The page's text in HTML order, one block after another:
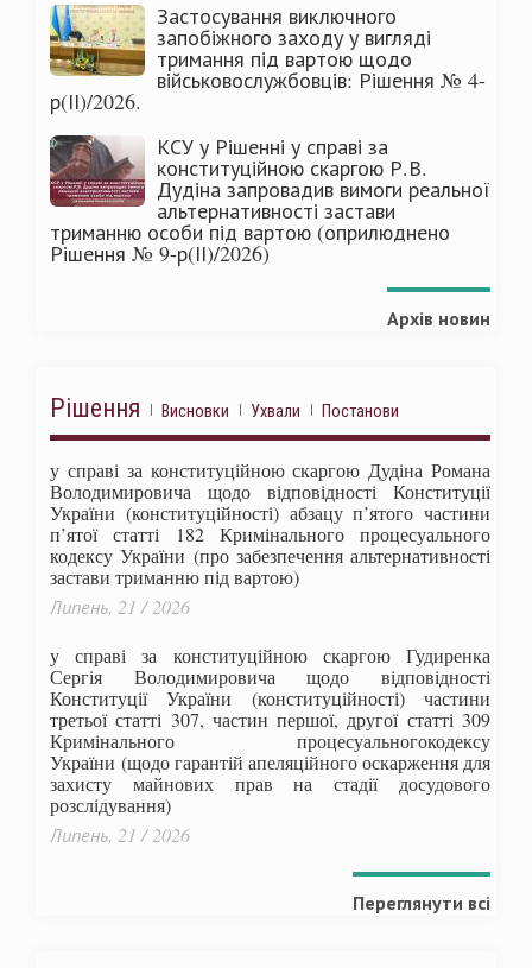
Застосування виключного
запобіжного заходу у вигляді
тримання під вартою щодо
військовослужбовців: Рішення № 4-
р(ІІ)/2026.
КСУ у Рішенні у справі за
конституційною скаргою Р.В.
Дудіна запровадив вимоги реальної
альтернативності застави
триманню особи під вартою (оприлюднено
Рішення № 9-р(ІІ)/2026)
Архів новин
Рішення Висновки Ухвали Постанови
у справі за конституційною скаргою Дудіна Романа
Володимировича щодо відповідності Конституції
України (конституційності) абзацу п’ятого частини
п’ятої статті 182 Кримінального процесуального
кодексу України (про забезпечення альтернативності
застави триманню під вартою)
Липень, 21 / 2026
у справі за конституційною скаргою Гудиренка
Сергія Володимировича щодо відповідності
Конституції України (конституційності) частини
третьої статті 307, частин першої, другої статті 309
Кримінального процесуальногокодексу
України (щодо гарантій апеляційного оскарження для
захисту майнових прав на стадії досудового
розслідування)
Липень, 21 / 2026
Переглянути всі